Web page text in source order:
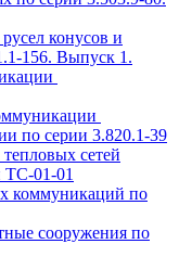
конусов и
156. Выпуск 1.
по серии 3.820.1-39
сетей
ТС-01-01
коммуникаций по
сооружения по